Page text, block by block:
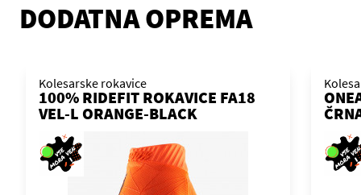
DODATNA OPREMA
Kolesarske rokavice
100% RIDEFIT ROKAVICE FA18
VEL-L ORANGE-BLACK